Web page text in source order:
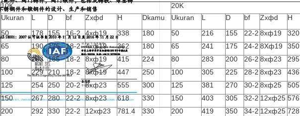
10K
20K
Ukuran
L D bf Zxфd H Dkamu Ukuran L D bf Zxфd H
50
178 155 16-2 4xф19 338 180 50 216 155 22-2 8xф19 320
65
190 175 18-2 4xф19 362 180 65 241 175 24-2 8Xф19 350
80
203 185 18-2 8xф19 415 224 80 283 200 26-2 8xф23 295
100
229 210 18-2 8xф19 447 250 100 305 225 28-2 8xф23 436
125
254 250 20-2 8xф23 555 300 125 381 270 30-2 8xф25 505
150
267 280 22-2 8xф23 618 330 150 403 305 32-2 12xф25 576
200
292 330 22-2 12xф23 781.4 330 200 419 350 34-2 12xф25 728